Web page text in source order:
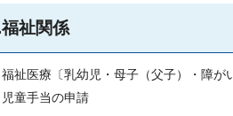
祉関係
福祉医療〔乳幼児・母子（父子）・障が
児童手当の申請